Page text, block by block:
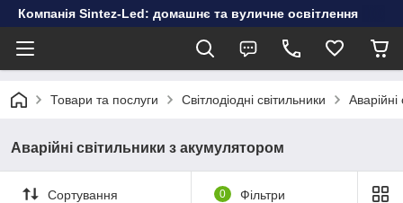
Компанія Sintez-Led: домашнє та вуличне освітлення
Товари та послуги Світлодіодні світильники
Аварійні світильники з акумулятором
Сортування 0 Фільтри